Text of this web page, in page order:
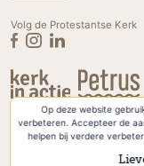
Op deze website
verbeteren. Accepteer de
helpen bij verdere
Volg de Protestantse Kerk
Privacyverklaring & Cookies